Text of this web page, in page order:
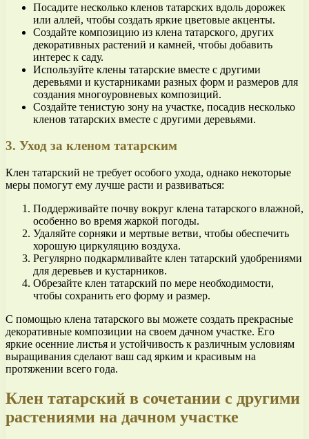
Посадите несколько кленов татарских вдоль дорожек
или аллей, чтобы создать яркие цветовые акценты.
Создайте композицию из клена татарского, других
декоративных растений и камней, чтобы добавить
интерес к саду.
Используйте клены татарские вместе с другими
деревьями и кустарниками разных форм и размеров для
создания многоуровневых композиций.
Создайте тенистую зону на участке, посадив несколько
кленов татарских вместе с другими деревьями.
3. Уход за кленом татарским
Клен татарский не требует особого ухода, однако некоторые
меры помогут ему лучше расти и развиваться:
Поддерживайте почву вокруг клена татарского влажной,
особенно во время жаркой погоды.
Удаляйте сорняки и мертвые ветви, чтобы обеспечить
хорошую циркуляцию воздуха.
Регулярно подкармливайте клен татарский удобрениями
для деревьев и кустарников.
Обрезайте клен татарский по мере необходимости,
чтобы сохранить его форму и размер.
С помощью клена татарского вы можете создать прекрасные
декоративные композиции на своем дачном участке. Его
яркие осенние листья и устойчивость к различным условиям
выращивания сделают ваш сад ярким и красивым на
протяжении всего года.
Клен татарский в сочетании с другими
растениями на дачном участке